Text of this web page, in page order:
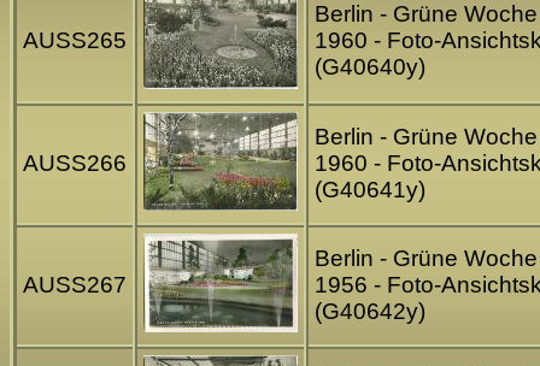
AUSS265
Berlin - Grüne Woche
1960 - Foto-
(G40640y)
AUSS266
Berlin - Grüne Woche
1960 - Foto-
(G40641y)
AUSS267
Berlin - Grüne Woche
1956 - Foto-
(G40642y)